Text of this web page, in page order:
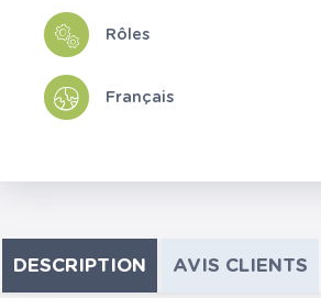
Rôles
Français
DESCRIPTION AVIS CLIENTS